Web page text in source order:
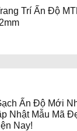
Trí Ấn Độ
Ấn Độ Mới
Nhật Mẫu Mã
Nay!